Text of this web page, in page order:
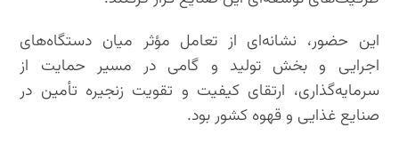
این حضور، نشانه‌ای از تعامل مؤثر میان دستگاه‌های
اجرایی و بخش تولید و گامی در مسیر حمایت از
سرمایه‌گذاری، ارتقای کیفیت و تقویت زنجیره تأمین در
صنایع غذایی و قهوه کشور بود.